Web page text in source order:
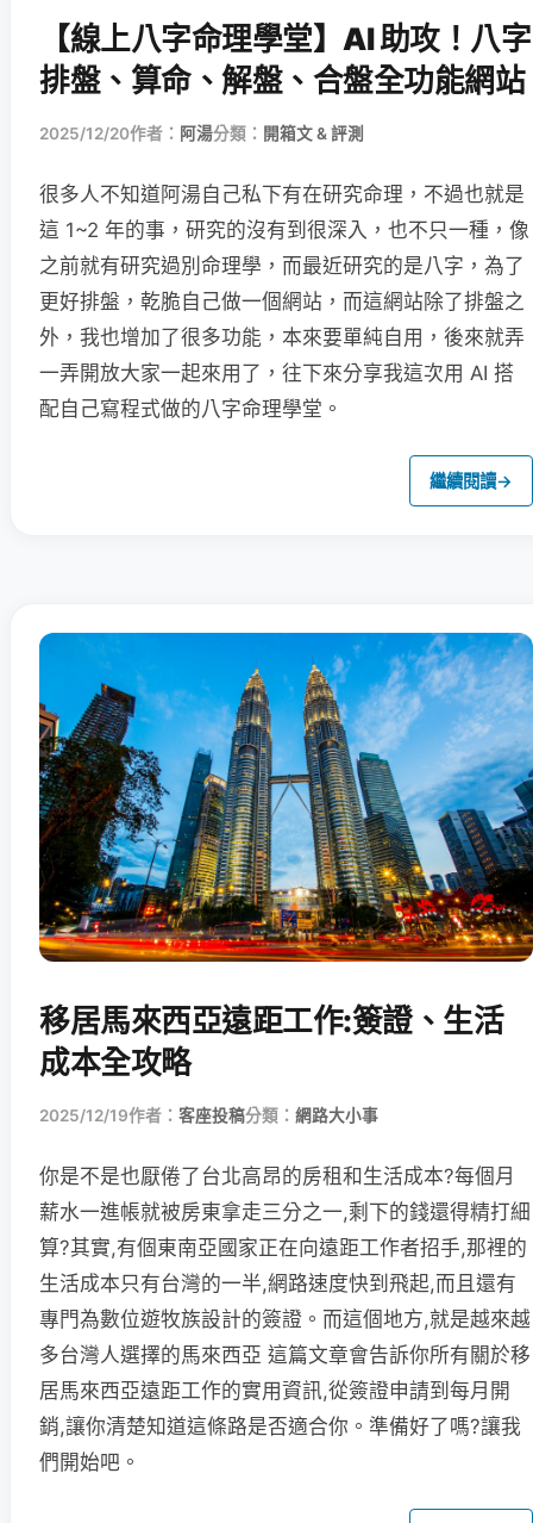
【線上八字命理學堂】AI 助攻！八字
排盤、算命、解盤、合盤全功能網站
2025/12/20作者： 阿湯分類： 開箱文 & 評測
很多人不知道阿湯自己私下有在研究命理，不過也就是
這 1~2 年的事，研究的沒有到很深入，也不只一種，像
之前就有研究過別命理學，而最近研究的是八字，為了
更好排盤，乾脆自己做一個網站，而這網站除了排盤之
外，我也增加了很多功能，本來要單純自用，後來就弄
一弄開放大家一起來用了，往下來分享我這次用 AI 搭
配自己寫程式做的八字命理學堂。
繼續閱讀→
移居馬來西亞遠距工作:簽證、生活
成本全攻略
2025/12/19作者： 客座投稿分類： 網路大小事
你是不是也厭倦了台北高昂的房租和生活成本?每個月
薪水一進帳就被房東拿走三分之一,剩下的錢還得精打細
算?其實,有個東南亞國家正在向遠距工作者招手,那裡的
生活成本只有台灣的一半,網路速度快到飛起,而且還有
專門為數位遊牧族設計的簽證。而這個地方,就是越來越
多台灣人選擇的馬來西亞 這篇文章會告訴你所有關於移
居馬來西亞遠距工作的實用資訊,從簽證申請到每月開
銷,讓你清楚知道這條路是否適合你。準備好了嗎?讓我
們開始吧。